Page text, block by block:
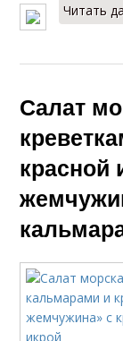
Читать
Салат
красной